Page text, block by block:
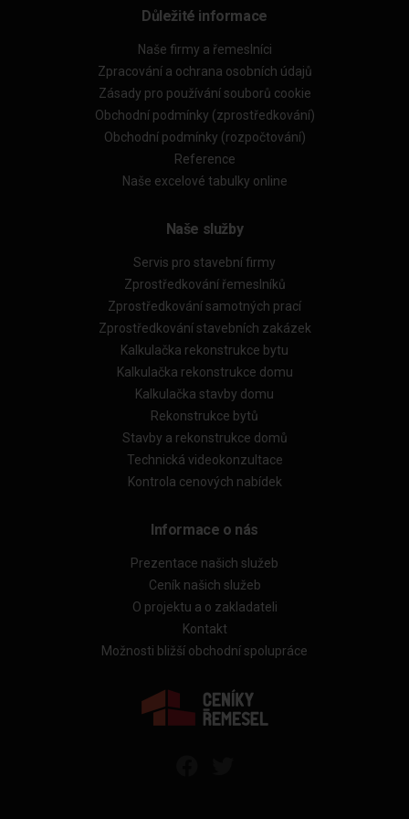
Důležité informace
Naše firmy a řemeslníci
Zpracování a ochrana osobních údajů
Zásady pro používání souborů cookie
Obchodní podmínky (zprostředkování)
Obchodní podmínky (rozpočtování)
Reference
Naše excelové tabulky online
Naše služby
Servis pro stavební firmy
Zprostředkování řemeslníků
Zprostředkování samotných prací
Zprostředkování stavebních zakázek
Kalkulačka rekonstrukce bytu
Kalkulačka rekonstrukce domu
Kalkulačka stavby domu
Rekonstrukce bytů
Stavby a rekonstrukce domů
Technická videokonzultace
Kontrola cenových nabídek
Informace o nás
Prezentace našich služeb
Ceník našich služeb
O projektu a o zakladateli
Kontakt
Možnosti bližší obchodní spolupráce